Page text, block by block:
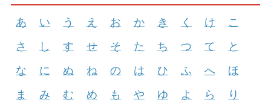
あ い う え お か き く け
こ
さ
し す せ そ た ち つ て
と
な
に ぬ ね の は ひ ふ へ
ほ
ま
み む め も や ゆ よ ら
り